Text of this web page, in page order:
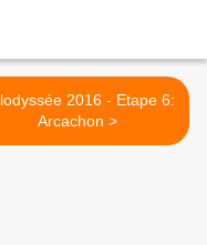
2016 - Etape 6:
Arcachon >